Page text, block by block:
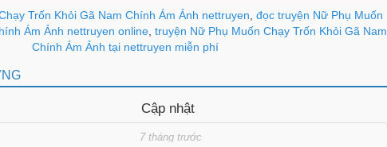
Trốn Khỏi Gã Nam Chính Ám Ảnh nettruyen đọc truyện Nữ Phụ Muốn
Ám Ảnh nettruyen online truyện Nữ Phụ Muốn Chạy Trốn Khỏi Gã Nam
Chính Ám Ảnh tại nettruyen miễn phí
Cập nhật
7 tháng trước